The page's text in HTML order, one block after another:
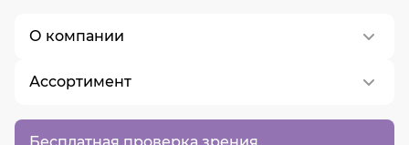
Бесплатная проверка зрения
О компании
О нас
Контакты
Ассортимент